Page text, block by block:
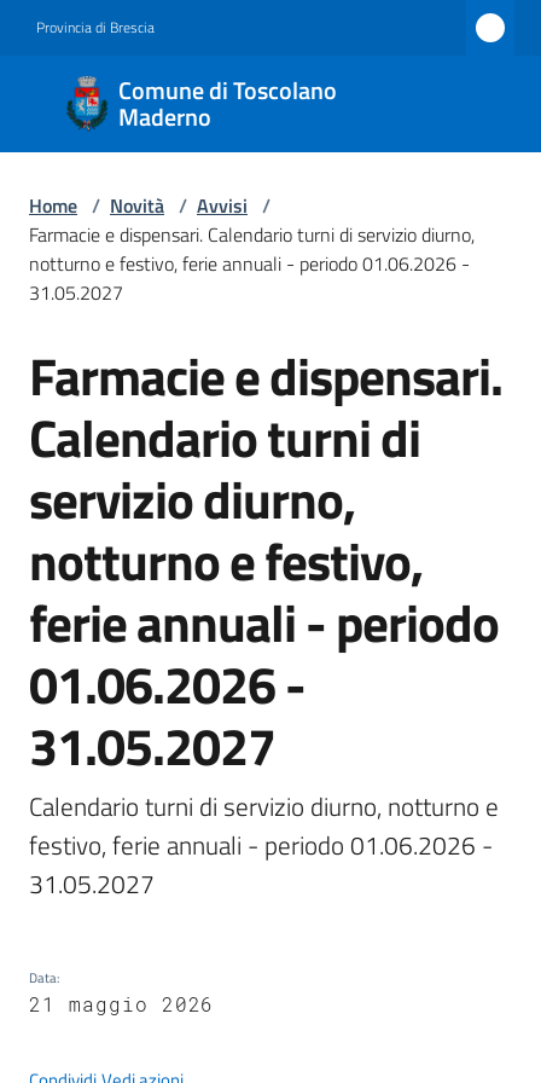
Provincia di Brescia
Comune di Toscolano
Maderno
Comune
di
Toscolano
Maderno
Amministrazione
Novità
Menu selezionato
Servizi
Vivere
Toscolano
Maderno
P
o
r
t
a
l
e
d
a
Home / Novità / Avvisi /
Farmacie e dispensari. Calendario turni di servizio diurno,
notturno e festivo, ferie annuali - periodo 01.06.2026 -
31.05.2027
Salta al contenuto
Farmacie e dispensari.
Calendario turni di
servizio diurno,
notturno e festivo,
ferie annuali - periodo
01.06.2026 -
31.05.2027
Calendario turni di servizio diurno, notturno e
festivo, ferie annuali - periodo 01.06.2026 -
31.05.2027
Data:
21 maggio 2026